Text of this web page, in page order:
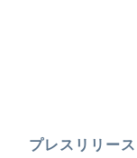
プレスリリース